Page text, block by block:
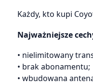
Każdy, kto kupi
Najważniejsze
• nielimitowany
• brak abonamentu;
• wbudowana